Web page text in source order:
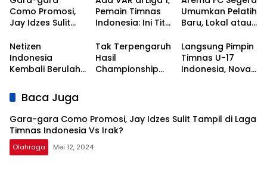
Como Promosi,
Jay Idzes Sulit
Timnas
Indonesia Vs
Irak?
Pemain Timnas
Indonesia: Ini Titik
Kebangkitan
Sepak Bola
Nasional!
Umumkan Pelatih
Baru, Lokal atau
Netizen
Indonesia
Kembali Berulah,
Asal Korea
Selatan
Tak Terpengaruh
Hasil
Championship
Kontrak Bojan
Hodak
Langsung Pimpin
Timnas U-17
Indonesia, Nova
yong
Baca Juga
Gara-gara Como Promosi, Jay Idzes Sulit Tampil di Laga
Timnas Indonesia Vs Irak?
Olahraga Mei 12, 2024